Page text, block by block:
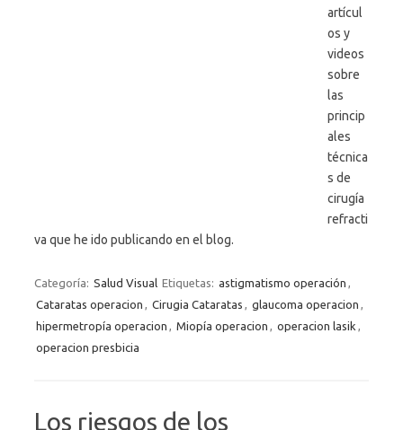
artícul
os y
videos
sobre
las
princip
ales
técnica
s de
cirugía
refracti
va que he ido publicando en el blog.
Categoría: Salud Visual Etiquetas: astigmatismo operación ,
Cataratas operacion , Cirugia Cataratas , glaucoma operacion ,
hipermetropía operacion , Miopía operacion , operacion lasik ,
operacion presbicia
Los riesgos de los